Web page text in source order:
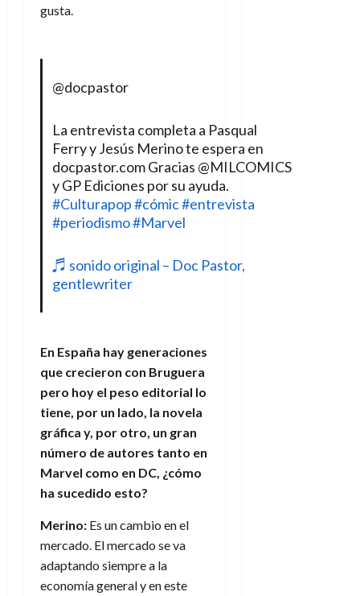
gusta.
@docpastor
La entrevista completa a Pasqual
Ferry y Jesús Merino te espera en
docpastor.com Gracias @MILCOMICS
y GP Ediciones por su ayuda.
#Culturapop#cómic#entrevista
#periodismo#Marvel
♬ sonido original – Doc Pastor,
gentlewriter
En España hay generaciones
que crecieron con Bruguera
pero hoy el peso editorial lo
tiene, por un lado, la novela
gráfica y, por otro, un gran
número de autores tanto en
Marvel como en DC, ¿cómo
ha sucedido esto?
Merino: Es un cambio en el
mercado. El mercado se va
adaptando siempre a la
economía general y en este